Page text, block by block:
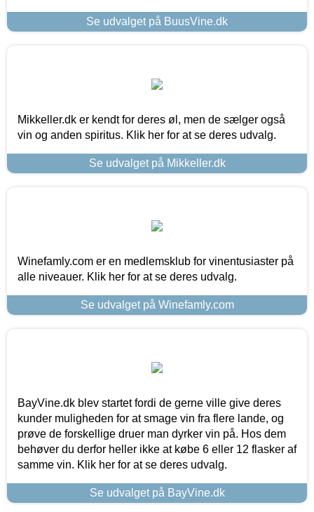
Se udvalget på BuusVine.dk
Mikkeller.dk er kendt for deres øl, men de sælger også
vin og anden spiritus. Klik her for at se deres udvalg.
Se udvalget på Mikkeller.dk
Winefamly.com er en medlemsklub for vinentusiaster på
alle niveauer. Klik her for at se deres udvalg.
Se udvalget på Winefamly.com
BayVine.dk blev startet fordi de gerne ville give deres
kunder muligheden for at smage vin fra flere lande, og
prøve de forskellige druer man dyrker vin på. Hos dem
behøver du derfor heller ikke at købe 6 eller 12 flasker af
samme vin. Klik her for at se deres udvalg.
Se udvalget på BayVine.dk